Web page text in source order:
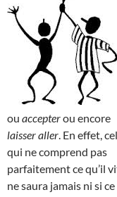
ou accepterou encore
laisser aller . En effet,
qui ne comprend pas
parfaitement ce qu’il
ne saura jamais ni si ce